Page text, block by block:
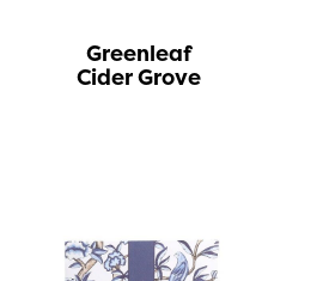
Greenleaf
Cider Grove